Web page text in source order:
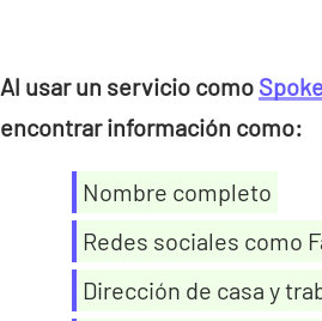
Al usar un servicio como
encontrar información como:
Nombre completo
Redes sociales como
Dirección de casa y